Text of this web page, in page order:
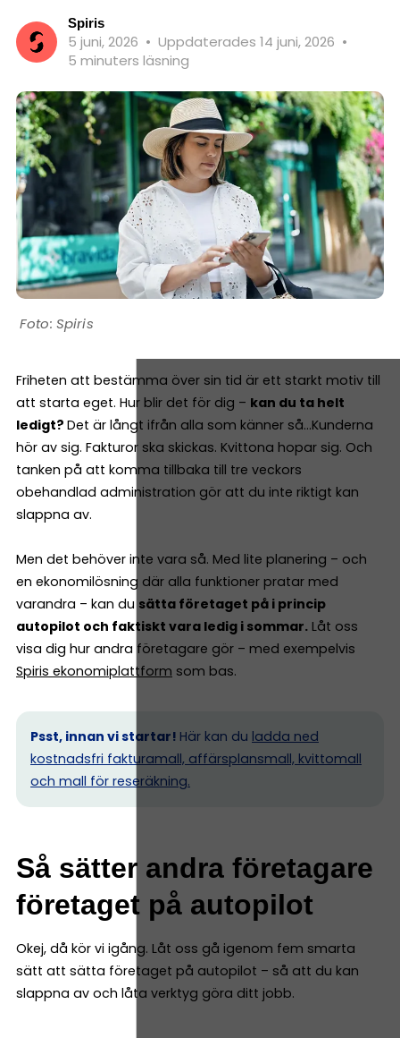
Spiris
5 juni, 2026 • Uppdaterades 14 juni, 2026 •
5 minuters läsning
Spiris
Friheten att bestämma över sin tid är ett starkt motiv till
att starta eget. Hur blir det för dig – kan du ta helt
ledigt? Det är långt ifrån alla som känner så…Kunderna
hör av sig. Fakturor ska skickas. Kvittona hopar sig. Och
tanken på att komma tillbaka till tre veckors
obehandlad administration gör att du inte riktigt kan
slappna av.
Men det behöver inte vara så. Med lite planering – och
en ekonomilösning där alla funktioner pratar med
varandra – kan du sätta företaget på i princip
autopilot och faktiskt vara ledig i sommar. Låt oss
visa dig hur andra företagare gör – med exempelvis
Spiris ekonomiplattform som bas.
Psst, innan vi startar! Här kan du ladda ned
kostnadsfri fakturamall, affärsplansmall, kvittomall
och mall för reseräkning.
Så sätter andra företagare
företaget på autopilot
Okej, då kör vi igång. Låt oss gå igenom fem smarta
sätt att sätta företaget på autopilot – så att du kan
slappna av och låta verktyg göra ditt jobb.